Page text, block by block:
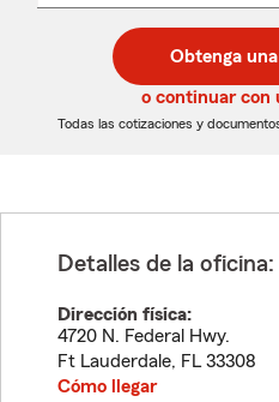
desplegable
de
5
dígitos
de
5
dígitos
Obtenga
o continuar con
Todas las cotizaciones y
Detalles de la oficina:
Dirección física:
4720 N. Federal Hwy.
Ft Lauderdale, FL 33308
Cómo llegar